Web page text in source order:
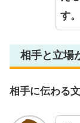
す。
相手と立場
相手に伝わる